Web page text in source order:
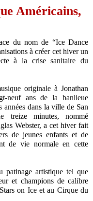
Américains,
du nom de “Ice Dance
à créer cet hiver un
à la crise sanitaire du
originale à Jonathan
neuf ans de la banlieue
années dans la ville de San
treize minutes, nommé
Webster, a cet hiver fait
de jeunes enfants et de
de vie normale en cette
patinage artistique tel que
et champions de calibre
on Ice et au Cirque du